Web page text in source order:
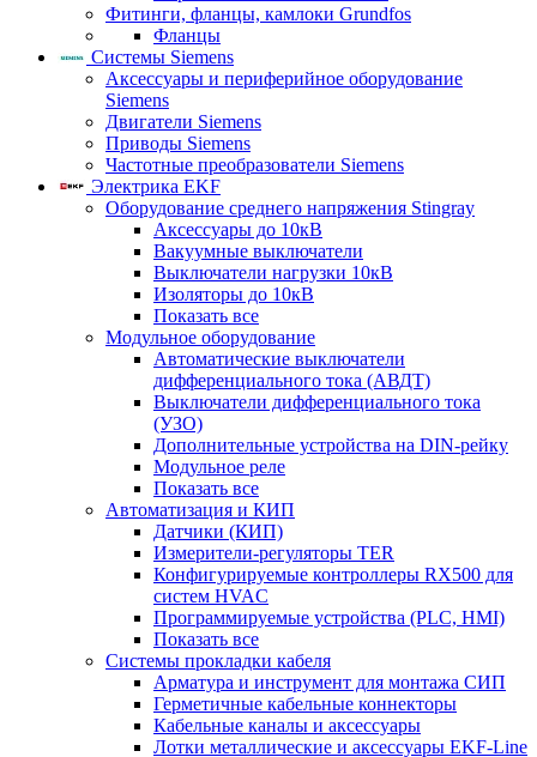
Фитинги, фланцы, камлоки Grundfos
Фланцы
Системы Siemens
Аксессуары и периферийное оборудование
Siemens
Двигатели Siemens
Приводы Siemens
Частотные преобразователи Siemens
Электрика EKF
Оборудование среднего напряжения Stingray
Аксессуары до 10кВ
Вакуумные выключатели
Выключатели нагрузки 10кВ
Изоляторы до 10кВ
Показать все
Модульное оборудование
Автоматические выключатели
дифференциального тока (АВДТ)
Выключатели дифференциального тока
(УЗО)
Дополнительные устройства на DIN-рейку
Модульное реле
Показать все
Автоматизация и КИП
Датчики (КИП)
Измерители-регуляторы TER
Конфигурируемые контроллеры RX500 для
систем HVAC
Программируемые устройства (PLC, HMI)
Показать все
Системы прокладки кабеля
Арматура и инструмент для монтажа СИП
Герметичные кабельные коннекторы
Кабельные каналы и аксессуары
Лотки металлические и аксессуары EKF-Line